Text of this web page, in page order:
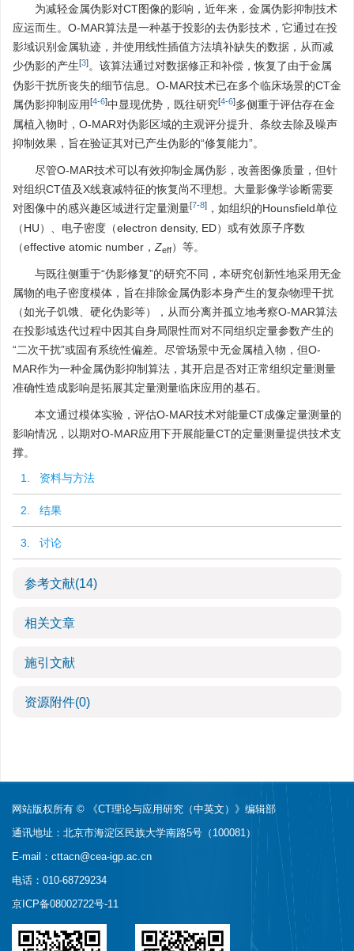
为减轻金属伪影对CT图像的影响，近年来，金属伪影抑制技术
应运而生。O-MAR算法是一种基于投影的去伪影技术，它通过在投
影域识别金属轨迹，并使用线性插值方法填补缺失的数据，从而减
少伪影的产生[3]。该算法通过对数据修正和补偿，恢复了由于金属
伪影干扰所丧失的细节信息。O-MAR技术已在多个临床场景的CT金
属伪影抑制应用[4-6]中显现优势，既往研究[4-6]多侧重于评估存在金
属植入物时，O-MAR对伪影区域的主观评分提升、条纹去除及噪声
抑制效果，旨在验证其对已产生伪影的“修复能力”。
尽管O-MAR技术可以有效抑制金属伪影，改善图像质量，但针
对组织CT值及X线衰减特征的恢复尚不理想。大量影像学诊断需要
对图像中的感兴趣区域进行定量测量[7-8] ，如组织的Hounsfield单位
（HU）、电子密度（electron density, ED）或有效原子序数
（effective atomic number， Zeff）等。
与既往侧重于“伪影修复”的研究不同，本研究创新性地采用无金
属物的电子密度模体，旨在排除金属伪影本身产生的复杂物理干扰
（如光子饥饿、硬化伪影等），从而分离并孤立地考察O-MAR算法
在投影域迭代过程中因其自身局限性而对不同组织定量参数产生的
“二次干扰”或固有系统性偏差。尽管场景中无金属植入物，但O-
MAR作为一种金属伪影抑制算法，其开启是否对正常组织定量测量
准确性造成影响是拓展其定量测量临床应用的基石。
本文通过模体实验，评估O-MAR技术对能量CT成像定量测量的
影响情况，以期对O-MAR应用下开展能量CT的定量测量提供技术支
撑。
1. 资料与方法
2. 结果
3. 讨论
参考文献(14)
相关文章
施引文献
资源附件(0)
网站版权所有 © 《CT理论与应用研究（中英文）》编辑部
通讯地址：北京市海淀区民族大学南路5号（100081）
E-mail： cttacn@cea-igp.ac.cn
电话：010-68729234
京ICP备08002722号-11